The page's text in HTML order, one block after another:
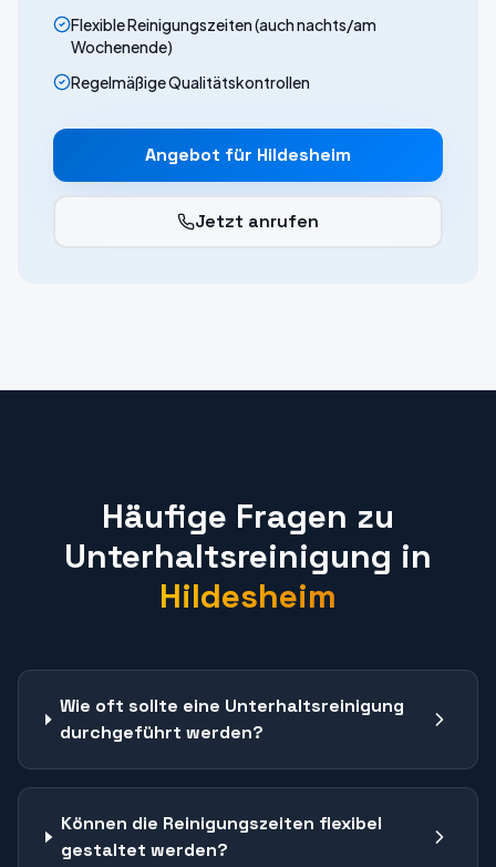
Flexible Reinigungszeiten (auch nachts/am
Wochenende)
Regelmäßige Qualitätskontrollen
Angebot für Hildesheim
Jetzt anrufen
Häufige Fragen zu
Unterhaltsreinigung in
Hildesheim
Wie oft sollte eine Unterhaltsreinigung
durchgeführt werden?
Können die Reinigungszeiten flexibel
gestaltet werden?